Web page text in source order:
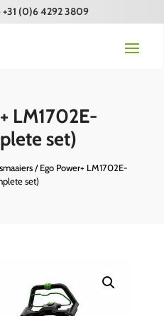
+31 (0)6 4292 3809
LM1702E-
set)
/ Ego Power+ LM1702E-
set)